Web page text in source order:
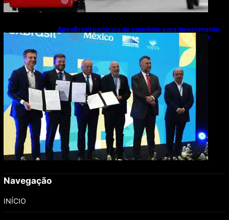
ApexBrasil participa de convênio para investimento
de R$ 2,63 milhões em exportações de cachaça
Navegação
INÍCIO